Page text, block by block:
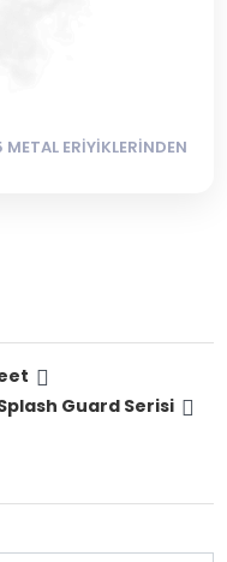
ERİYİKLERİNDEN
Guard Serisi